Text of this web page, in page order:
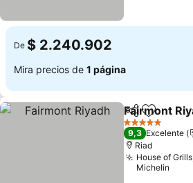
De $ 2.240.902
Mira precios de 1 página
Compartir
Agregar
Fairmont
5 Estrellas
9,3 Excelente
Riad
House of
Michelin